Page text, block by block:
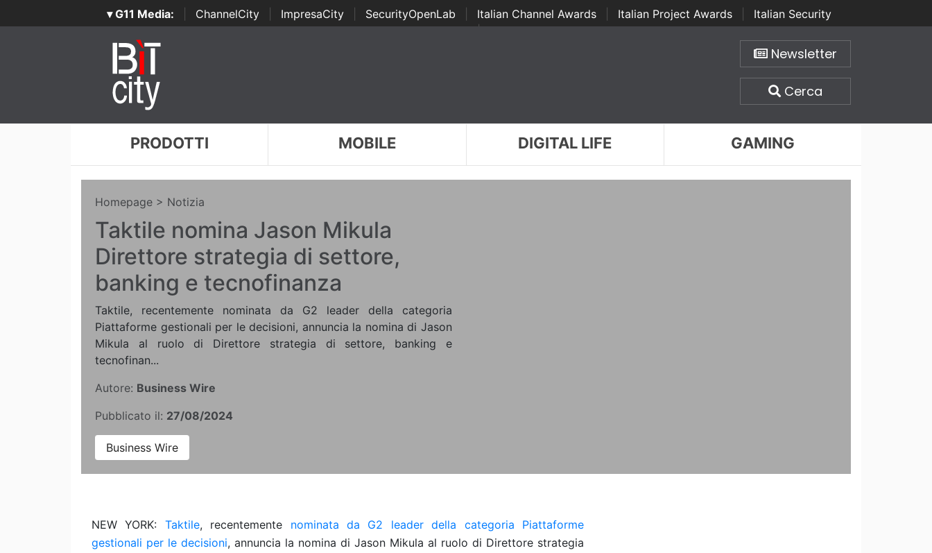
▾ G11 Media: ChannelCity ImpresaCity SecurityOpenLab Italian Channel Awards Italian Project Awards
Italian Security
Awards | ...
Newsletter
Cerca
PRODOTTI MOBILE DIGITAL LIFE GAMING
Homepage > Notizia
Taktile nomina Jason Mikula
Direttore strategia di settore,
banking e tecnofinanza
Taktile, recentemente nominata da G2 leader della categoria
Piattaforme gestionali per le decisioni, annuncia la nomina di Jason
Mikula al ruolo di Direttore strategia di settore, banking e
tecnofinan...
Autore: Business Wire
Pubblicato il: 27/08/2024
Business Wire
NEW YORK: Taktile, recentemente nominata da G2 leader della categoria Piattaforme
gestionali per le decisioni, annuncia la nomina di Jason Mikula al ruolo di Direttore strategia